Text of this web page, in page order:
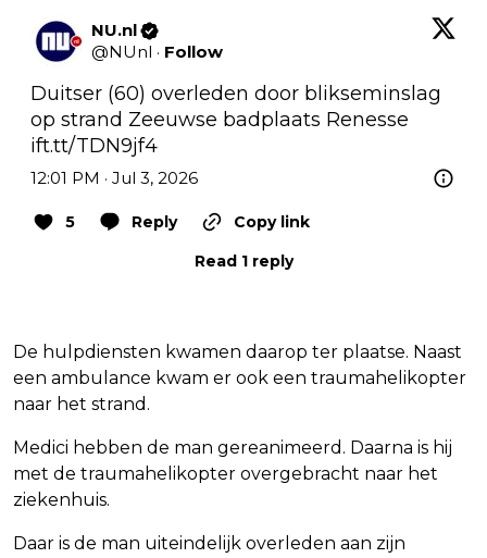
NU.nl
@NUnl · Follow
Duitser (60) overleden door blikseminslag
ift.tt/TDN9jf4
12:01 PM · Jul 3, 2026
5 Reply
Copy link
Read 1 reply
De hulpdiensten kwamen daarop ter plaatse. Naast
een ambulance kwam er ook een traumahelikopter
naar het strand.
Medici hebben de man gereanimeerd. Daarna is hij
met de traumahelikopter overgebracht naar het
ziekenhuis.
Daar is de man uiteindelijk overleden aan zijn